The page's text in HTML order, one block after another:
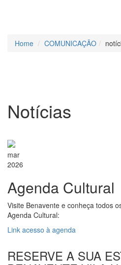
Home COMUNICAÇÃO
Notícias
mar
2026
Agenda Cultural
Visite Benavente e conheça todos
Agenda Cultural:
Link acesso à agenda
RESERVE A SUA